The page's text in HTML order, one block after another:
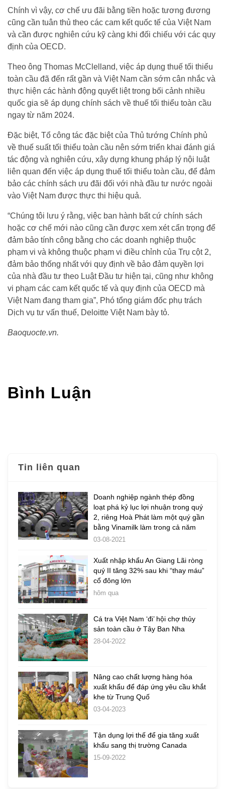
Chính vì vậy, cơ chế ưu đãi bằng tiền hoặc tương đương
cũng cần tuân thủ theo các cam kết quốc tế của Việt Nam
và cần được nghiên cứu kỹ càng khi đối chiếu với các quy
định của OECD.
Theo ông Thomas McClelland, việc áp dụng thuế tối thiểu
toàn cầu đã đến rất gần và Việt Nam cần sớm cân nhắc và
thực hiện các hành động quyết liệt trong bối cảnh nhiều
quốc gia sẽ áp dụng chính sách về thuế tối thiểu toàn cầu
ngay từ năm 2024.
Đặc biệt, Tổ công tác đặc biệt của Thủ tướng Chính phủ
về thuế suất tối thiểu toàn cầu nên sớm triển khai đánh giá
tác động và nghiên cứu, xây dựng khung pháp lý nội luật
liên quan đến việc áp dụng thuế tối thiểu toàn cầu, để đảm
bảo các chính sách ưu đãi đối với nhà đầu tư nước ngoài
vào Việt Nam được thực thi hiệu quả.
“Chúng tôi lưu ý rằng, việc ban hành bất cứ chính sách
hoặc cơ chế mới nào cũng cần được xem xét cẩn trọng để
đảm bảo tính công bằng cho các doanh nghiệp thuộc
phạm vi và không thuộc phạm vi điều chỉnh của Trụ cột 2,
đảm bảo thống nhất với quy định về bảo đảm quyền lợi
của nhà đầu tư theo Luật Đầu tư hiện tại, cũng như không
vi phạm các cam kết quốc tế và quy định của OECD mà
Việt Nam đang tham gia”, Phó tổng giám đốc phụ trách
Dịch vụ tư vấn thuế, Deloitte Việt Nam bày tỏ.
Baoquocte.vn.
Bình Luận
Tin liên quan
Doanh nghiệp ngành thép đồng
loạt phá kỷ lục lợi nhuận trong quý
2, riêng Hoà Phát làm một quý gần
bằng Vinamilk làm trong cả năm
03-08-2021
Xuất nhập khẩu An Giang Lãi ròng
quý II tăng 32% sau khi “thay máu”
cổ đông lớn
hôm qua
Cá tra Việt Nam ‘đi’ hội chợ thủy
sản toàn cầu ở Tây Ban Nha
28-04-2022
Nâng cao chất lượng hàng hóa
xuất khẩu để đáp ứng yêu cầu khắt
khe từ Trung Quố
03-04-2023
Tận dụng lợi thế để gia tăng xuất
khẩu sang thị trường Canada
15-09-2022